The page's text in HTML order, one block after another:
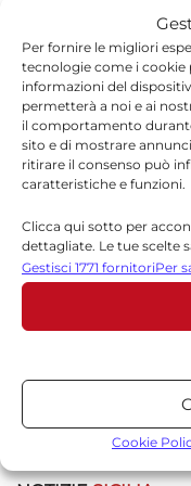
Per fornire le migliori
tecnologie come i cookie
informazioni del
permetterà a noi e ai
il comportamento
sito e di mostrare
ritirare il consenso può
caratteristiche e funzioni.
Clicca qui sotto per
dettagliate. Le tue scelte
sito. È possibile
compreso il ritiro del
Policy o cliccando sul
inferiore dello schermo.
Statistiche
Archiviare informazioni
prestazioni degli
Gestisci 1771 fornitoriPer
Cookie
Nome*